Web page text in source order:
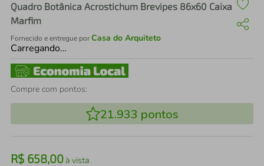
Quadro Botânica Acrostichum Brevipes 86x60 Caixa
Marfim
Fornecido e entregue porCasa do Arquiteto
Carregando…
Compre com pontos:
21.933 pontos
R$ 658,00à vista